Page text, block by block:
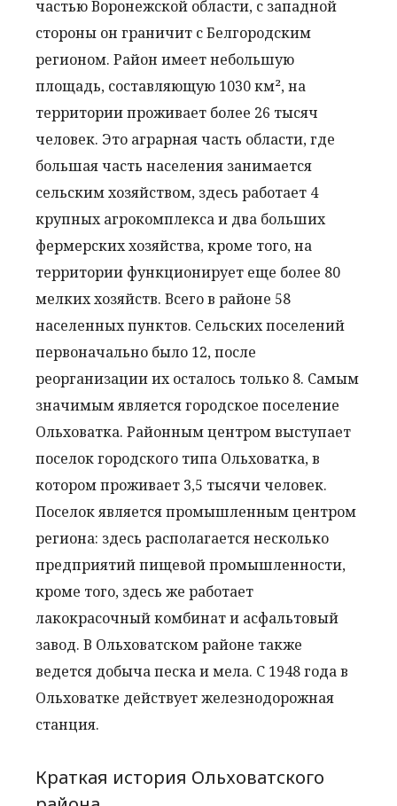
частью Воронежской области, с западной
стороны он граничит с Белгородским
регионом. Район имеет небольшую
площадь, составляющую 1030 км², на
территории проживает более 26 тысяч
человек. Это аграрная часть области, где
большая часть населения занимается
сельским хозяйством, здесь работает 4
крупных агрокомплекса и два больших
фермерских хозяйства, кроме того, на
территории функционирует еще более 80
мелких хозяйств. Всего в районе 58
населенных пунктов. Сельских поселений
первоначально было 12, после
реорганизации их осталось только 8. Самым
значимым является городское поселение
Ольховатка. Районным центром выступает
поселок городского типа Ольховатка, в
котором проживает 3,5 тысячи человек.
Поселок является промышленным центром
региона: здесь располагается несколько
предприятий пищевой промышленности,
кроме того, здесь же работает
лакокрасочный комбинат и асфальтовый
завод. В Ольховатском районе также
ведется добыча песка и мела. С 1948 года в
Ольховатке действует железнодорожная
станция.
Краткая история Ольховатского